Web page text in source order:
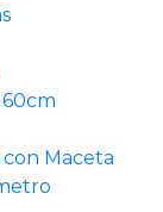
Maceta